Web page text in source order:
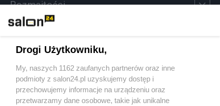
Rozmaitości
Sport
Społeczeństwo
Drogi Użytkowniku,
My, naszych 1162 zaufanych partnerów oraz inne
podmioty z salon24.pl uzyskujemy dostęp i
przechowujemy informacje na urządzeniu oraz
przetwarzamy dane osobowe, takie jak unikalne